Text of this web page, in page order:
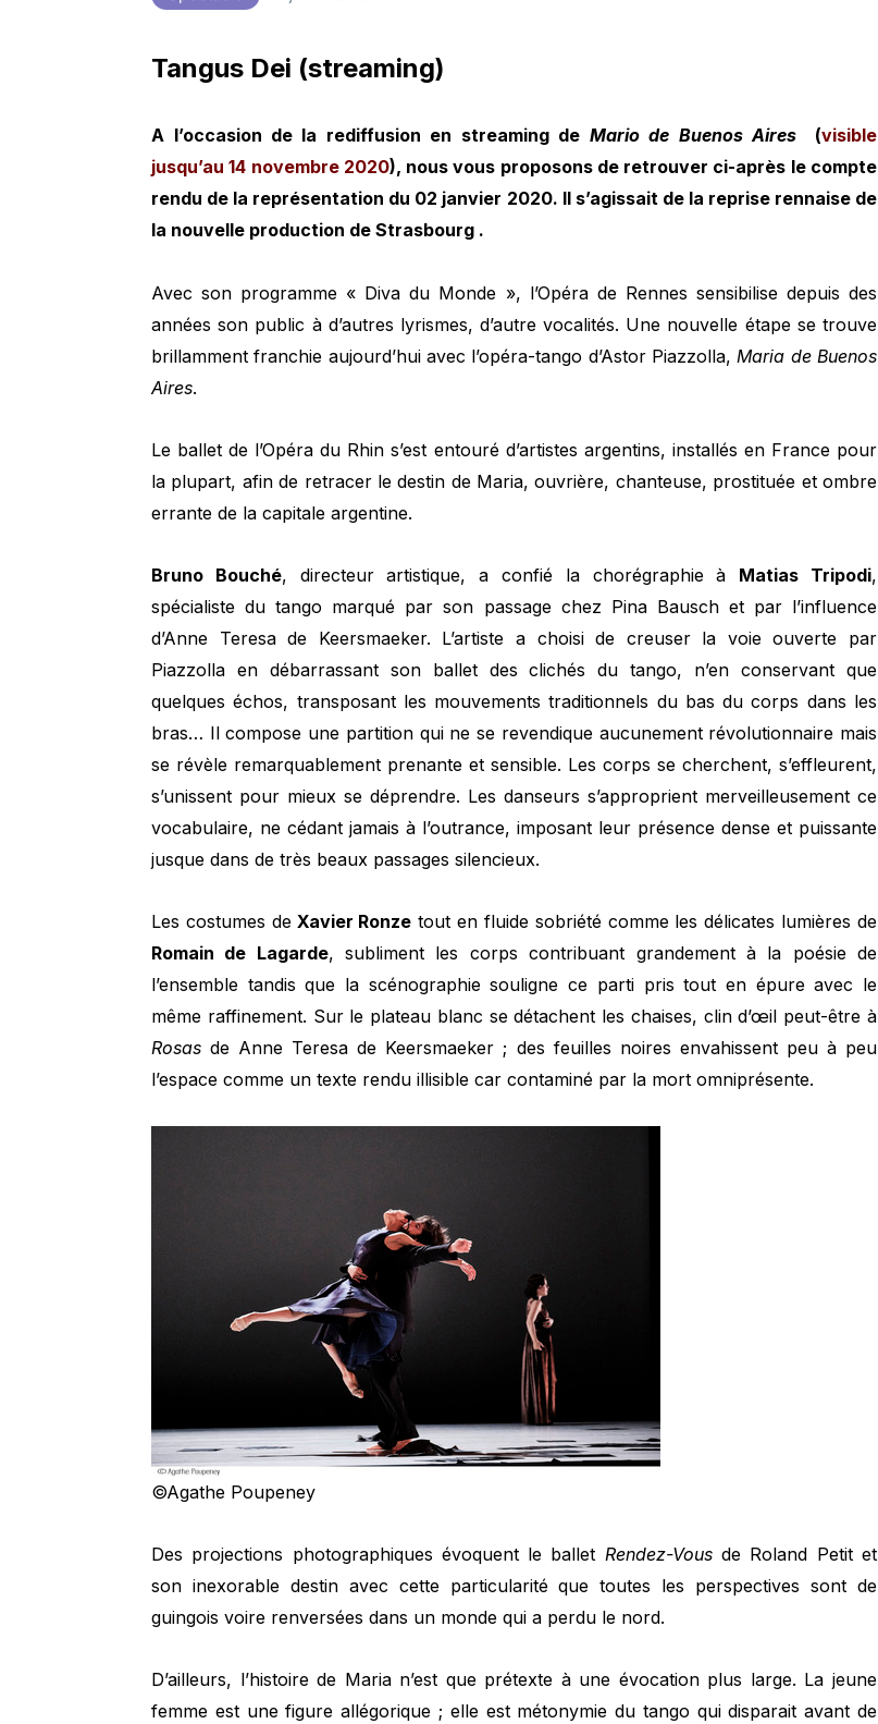
Tangus Dei (streaming)
A l’occasion de la rediffusion en streaming de Mario de Buenos Aires (visible
jusqu’au 14 novembre 2020), nous vous proposons de retrouver ci-après le compte
rendu de la représentation du 02 janvier 2020. Il s’agissait de la reprise rennaise de
la nouvelle production de Strasbourg .
Avec son programme « Diva du Monde », l’Opéra de Rennes sensibilise depuis des
années son public à d’autres lyrismes, d’autre vocalités. Une nouvelle étape se trouve
brillamment franchie aujourd’hui avec l’opéra-tango d’Astor Piazzolla,Maria de Buenos
Aires.
Le ballet de l’Opéra du Rhin s’est entouré d’artistes argentins, installés en France pour
la plupart, afin de retracer le destin de Maria, ouvrière, chanteuse, prostituée et ombre
errante de la capitale argentine.
Bruno Bouché, directeur artistique, a confié la chorégraphie à Matias Tripodi,
spécialiste du tango marqué par son passage chez Pina Bausch et par l’influence
d’Anne Teresa de Keersmaeker. L’artiste a choisi de creuser la voie ouverte par
Piazzolla en débarrassant son ballet des clichés du tango, n’en conservant que
quelques échos, transposant les mouvements traditionnels du bas du corps dans les
bras… Il compose une partition qui ne se revendique aucunement révolutionnaire mais
se révèle remarquablement prenante et sensible. Les corps se cherchent, s’effleurent,
s’unissent pour mieux se déprendre. Les danseurs s’approprient merveilleusement ce
vocabulaire, ne cédant jamais à l’outrance, imposant leur présence dense et puissante
jusque dans de très beaux passages silencieux.
Les costumes deXavier Ronze tout en fluide sobriété comme les délicates lumières de
Romain de Lagarde, subliment les corps contribuant grandement à la poésie de
l’ensemble tandis que la scénographie souligne ce parti pris tout en épure avec le
même raffinement. Sur le plateau blanc se détachent les chaises, clin d’œil peut-être à
Rosas de Anne Teresa de Keersmaeker ; des feuilles noires envahissent peu à peu
l’espace comme un texte rendu illisible car contaminé par la mort omniprésente.
©Agathe Poupeney
Des projections photographiques évoquent le ballet Rendez-Vousde Roland Petit et
son inexorable destin avec cette particularité que toutes les perspectives sont de
guingois voire renversées dans un monde qui a perdu le nord.
D’ailleurs, l’histoire de Maria n’est que prétexte à une évocation plus large. La jeune
femme est une figure allégorique ; elle est métonymie du tango qui disparait avant de